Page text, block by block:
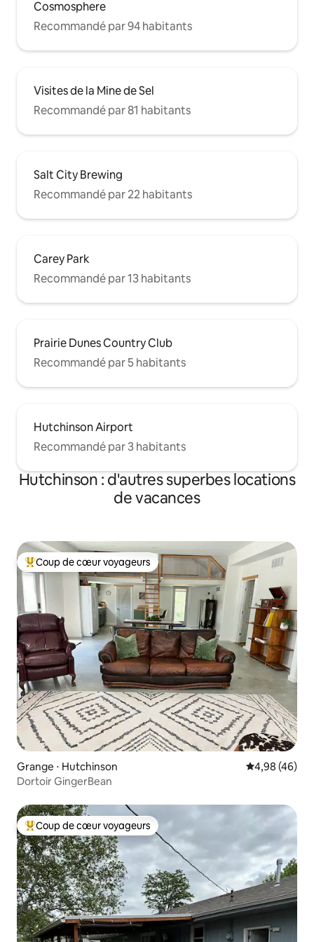
Cosmosphere
Recommandé par 94 habitants
Visites de la Mine de Sel
Recommandé par 81 habitants
Salt City Brewing
Recommandé par 22 habitants
Carey Park
Recommandé par 13 habitants
Prairie Dunes Country Club
Recommandé par 5 habitants
Hutchinson Airport
Recommandé par 3 habitants
Hutchinson : d'autres superbes locations
de vacances
Coups de cœur voyageurs les plus appréciés
Coup de cœur voyageurs
Grange ⋅ Hutchinson Évaluation
4,98 (46)
Dortoir GingerBean
Coups de cœur voyageurs les plus appréciés
Coup de cœur voyageurs